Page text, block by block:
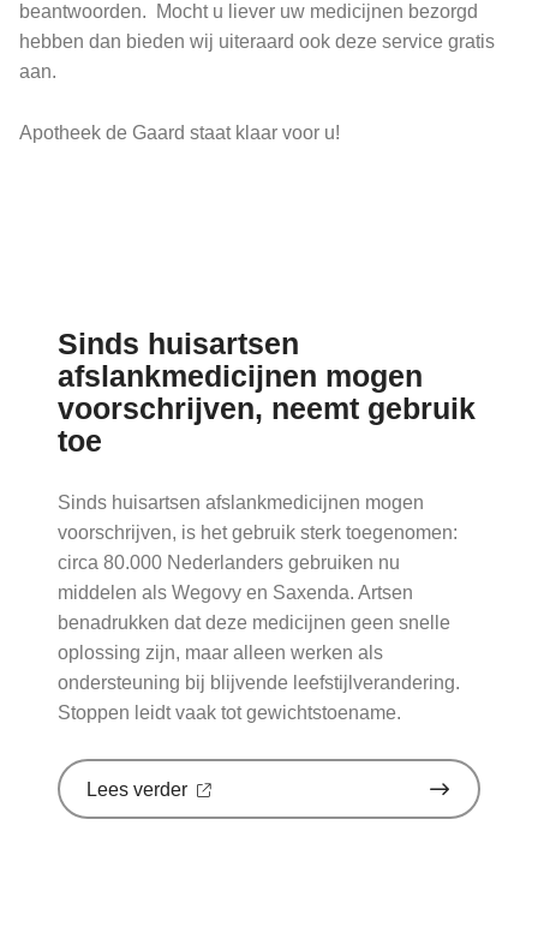
beantwoorden. Mocht u liever uw medicijnen bezorgd
hebben dan bieden wij uiteraard ook deze service gratis
aan.
Apotheek de Gaard staat klaar voor u!
Sinds huisartsen
afslankmedicijnen mogen
voorschrijven, neemt gebruik
toe
Sinds huisartsen afslankmedicijnen mogen
voorschrijven, is het gebruik sterk toegenomen:
circa 80.000 Nederlanders gebruiken nu
middelen als Wegovy en Saxenda. Artsen
benadrukken dat deze medicijnen geen snelle
oplossing zijn, maar alleen werken als
ondersteuning bij blijvende leefstijlverandering.
Stoppen leidt vaak tot gewichtstoename.
Lees verder over